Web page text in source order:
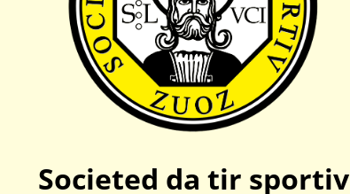
Societed da tir sportiv